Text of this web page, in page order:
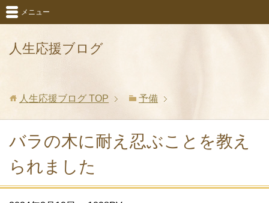
人生応援ブログ
メニュー
人生応援ブログ TOP 予備
バラの木に耐え忍ぶことを教え
られました